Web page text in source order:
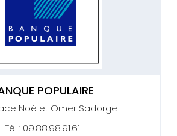
POPULAIRE
Noé et Omer Sadorge
Tél : 09.88.98.91.61